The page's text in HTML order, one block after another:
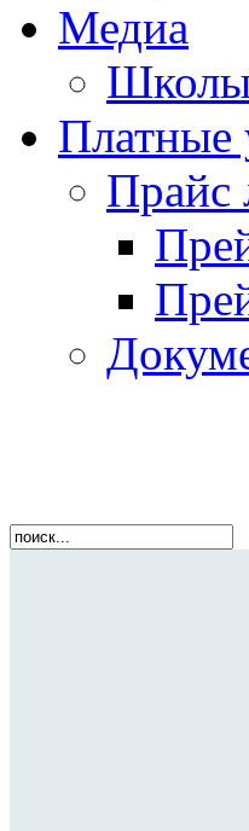
Медиа
Школы
Платные
Прайс